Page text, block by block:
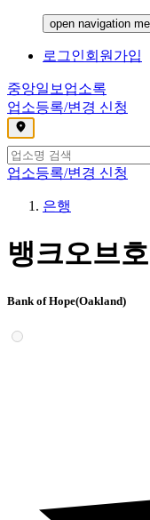
open navigation
로그인회원가입
중앙일보 업소록
업소등록/변경 신청
,
업소등록/변경 신청
은행
뱅크오브
Bank of Hope(Oakland)